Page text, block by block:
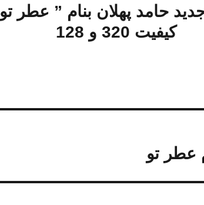
حامد پهلان بنام ” عطر تو
کیفیت 320 و 128
عطر تو